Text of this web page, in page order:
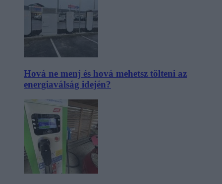
Hová ne menj és hová mehetsz tölteni az
energiaválság idején?